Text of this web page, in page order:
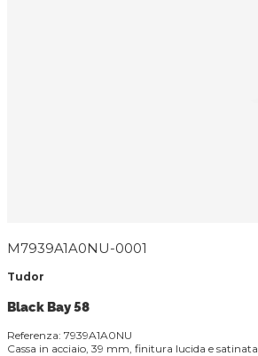
M7939A1A0NU-0001
Tudor
Black Bay 58
Referenza: 7939A1A0NU
Cassa in acciaio, 39 mm, finitura lucida e satinata.